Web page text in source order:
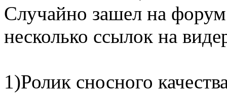
Случайно зашел на
несколько ссылок на
1)Ролик сносного